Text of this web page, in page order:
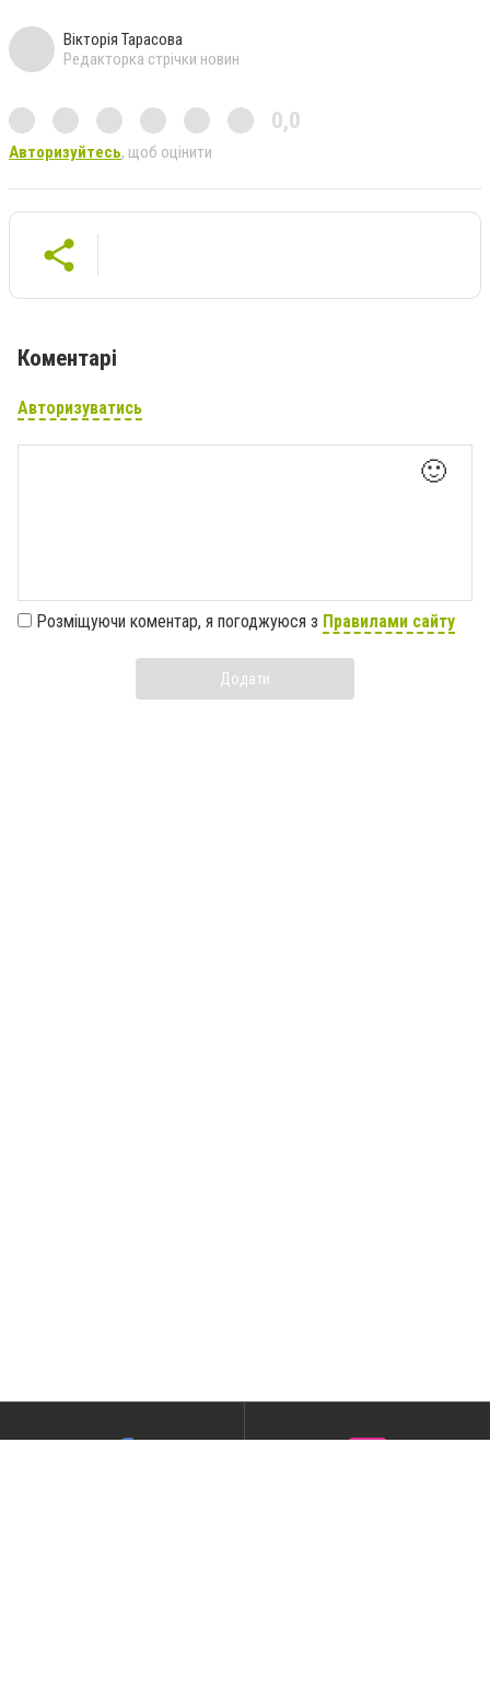
Вікторія Тарасова
Редакторка стрічки новин
0,0
Авторизуйтесь, щоб оцінити
Коментарі
Авторизуватись
🙂
Розміщуючи коментар, я погоджуюся з Правилами сайту
Додати